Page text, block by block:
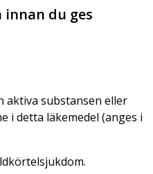
innan du ges
aktiva substansen eller
i detta läkemedel (anges i